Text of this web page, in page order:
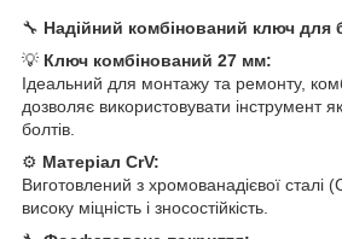
🔧 Надійний комбінований ключ для
💡 Ключ комбінований 27 мм:
Ідеальний для монтажу та ремонту,
дозволяє використовувати інструмент
болтів.
⚙️ Матеріал CrV:
Виготовлений з хромованадієвої сталі
високу міцність і зносостійкість.